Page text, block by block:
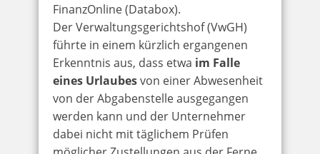
FinanzOnline (Databox).
Der Verwaltungsgerichtshof (VwGH)
führte in einem kürzlich ergangenen
Erkenntnis aus, dass etwa im Falle
eines Urlaubesvon einer Abwesenheit
von der Abgabenstelle ausgegangen
werden kann und der Unternehmer
dabei nicht mit täglichem Prüfen